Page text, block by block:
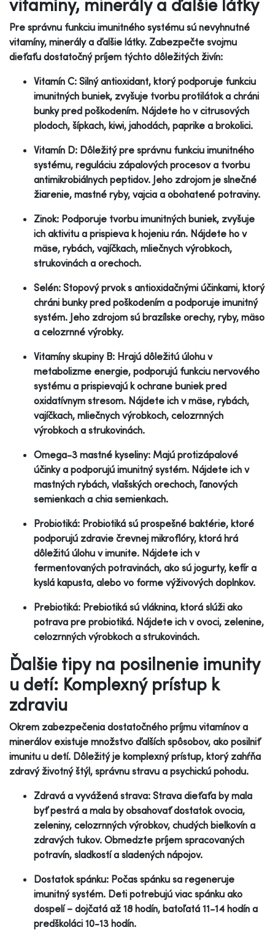
vitamíny, minerály a ďalšie látky
Pre správnu funkciu imunitného systému sú nevyhnutné
vitamíny, minerály a ďalšie látky. Zabezpečte svojmu
dieťaťu dostatočný príjem týchto dôležitých živín:
Vitamín C: Silný antioxidant, ktorý podporuje funkciu
imunitných buniek, zvyšuje tvorbu protilátok a chráni
bunky pred poškodením. Nájdete ho v citrusových
plodoch, šípkach, kiwi, jahodách, paprike a brokolici.
Vitamín D: Dôležitý pre správnu funkciu imunitného
systému, reguláciu zápalových procesov a tvorbu
antimikrobiálnych peptidov. Jeho zdrojom je slnečné
žiarenie, mastné ryby, vajcia a obohatené potraviny.
Zinok: Podporuje tvorbu imunitných buniek, zvyšuje
ich aktivitu a prispieva k hojeniu rán. Nájdete ho v
mäse, rybách, vajíčkach, mliečnych výrobkoch,
strukovinách a orechoch.
Selén: Stopový prvok s antioxidačnými účinkami, ktorý
chráni bunky pred poškodením a podporuje imunitný
systém. Jeho zdrojom sú brazílske orechy, ryby, mäso
a celozrnné výrobky.
Vitamíny skupiny B: Hrajú dôležitú úlohu v
metabolizme energie, podporujú funkciu nervového
systému a prispievajú k ochrane buniek pred
oxidatívnym stresom. Nájdete ich v mäse, rybách,
vajíčkach, mliečnych výrobkoch, celozrnných
výrobkoch a strukovinách.
Omega-3 mastné kyseliny: Majú protizápalové
účinky a podporujú imunitný systém. Nájdete ich v
mastných rybách, vlašských orechoch, ľanových
semienkach a chia semienkach.
Probiotiká: Probiotiká sú prospešné baktérie, ktoré
podporujú zdravie črevnej mikroflóry, ktorá hrá
dôležitú úlohu v imunite. Nájdete ich v
fermentovaných potravinách, ako sú jogurty, kefír a
kyslá kapusta, alebo vo forme výživových doplnkov.
Prebiotiká: Prebiotiká sú vláknina, ktorá slúži ako
potrava pre probiotiká. Nájdete ich v ovoci, zelenine,
celozrnných výrobkoch a strukovinách.
Ďalšie tipy na posilnenie imunity
u detí: Komplexný prístup k
zdraviu
Okrem zabezpečenia dostatočného príjmu vitamínov a
minerálov existuje množstvo ďalších spôsobov, ako posilniť
imunitu u detí. Dôležitý je komplexný prístup, ktorý zahŕňa
zdravý životný štýl, správnu stravu a psychickú pohodu.
Zdravá a vyvážená strava: Strava dieťaťa by mala
byť pestrá a mala by obsahovať dostatok ovocia,
zeleniny, celozrnných výrobkov, chudých bielkovín a
zdravých tukov. Obmedzte príjem spracovaných
potravín, sladkostí a sladených nápojov.
Dostatok spánku: Počas spánku sa regeneruje
imunitný systém. Deti potrebujú viac spánku ako
dospelí – dojčatá až 18 hodín, batoľatá 11-14 hodín a
predškoláci 10-13 hodín.